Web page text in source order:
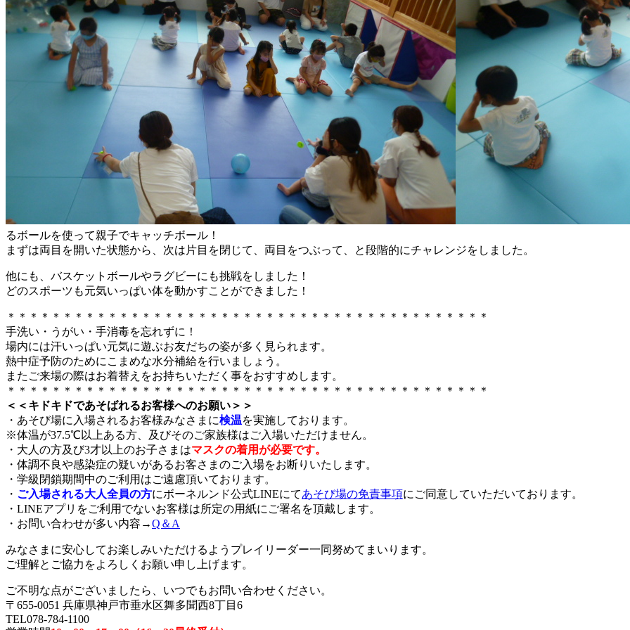
るボールを使って親子でキャッチボール！
まずは両目を開いた状態から、次は片目を閉じて、両目をつぶって、と段階的にチャレンジをしました。
他にも、バスケットボールやラグビーにも挑戦をしました！
どのスポーツも元気いっぱい体を動かすことができました！
＊＊＊＊＊＊＊＊＊＊＊＊＊＊＊＊＊＊＊＊＊＊＊＊＊＊＊＊＊＊＊＊＊＊＊＊＊＊＊＊＊＊＊
手洗い・うがい・手消毒を忘れずに！
場内には汗いっぱい元気に遊ぶお友だちの姿が多く見られます。
熱中症予防のためにこまめな水分補給を行いましょう。
またご来場の際はお着替えをお持ちいただく事をおすすめします。
＊＊＊＊＊＊＊＊＊＊＊＊＊＊＊＊＊＊＊＊＊＊＊＊＊＊＊＊＊＊＊＊＊＊＊＊＊＊＊＊＊＊＊
＜＜キドキドであそばれるお客様へのお願い＞＞
・あそび場に入場されるお客様みなさまに検温を実施しております。
※体温が37.5℃以上ある方、及びそのご家族様はご入場いただけません。
・大人の方及び3才以上のお子さまはマスクの着用が必要です。
・体調不良や感染症の疑いがあるお客さまのご入場をお断りいたします。
・学級閉鎖期間中のご利用はご遠慮頂いております。
・ ご入場される大人全員の方にボーネルンド公式LINEにてあそび場の免責事項にご同意していただいております。
・LINEアプリをご利用でないお客様は所定の用紙にご署名を頂戴します。
・お問い合わせが多い内容→Q＆A
みなさまに安心してお楽しみいただけるようプレイリーダー一同努めてまいります。
ご理解とご協力をよろしくお願い申し上げます。
ご不明な点がございましたら、いつでもお問い合わせください。
〒655-0051 兵庫県神戸市垂水区舞多聞西8丁目6
TEL078-784-1100